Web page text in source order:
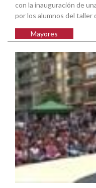
con la inauguración de
por los alumnos del taller
Mayores